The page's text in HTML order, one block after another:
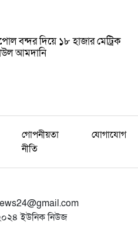
বন্দর দিয়ে ১৮ হাজার মেট্রিক
আমদানি
গোপনীয়তা
নীতি
যোগাযোগ
ইউনিক নিউজ